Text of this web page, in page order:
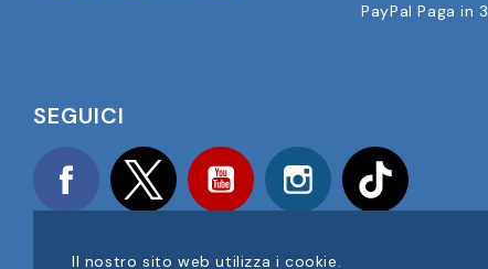
PayPal Paga in 3
SEGUICI
Facebook Twitter YouTube Instagram
Il nostro sito web utilizza i cookie.